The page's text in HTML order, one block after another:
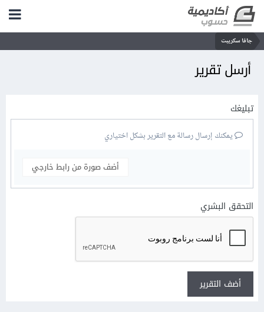
جافا سكريبت
أرسل تقرير
تبليغك
يمكنك إرسال رسالة مع التقرير بشكل اختياري
أضف صورة من رابط خارجي
التحقق البشري
أضف التقرير